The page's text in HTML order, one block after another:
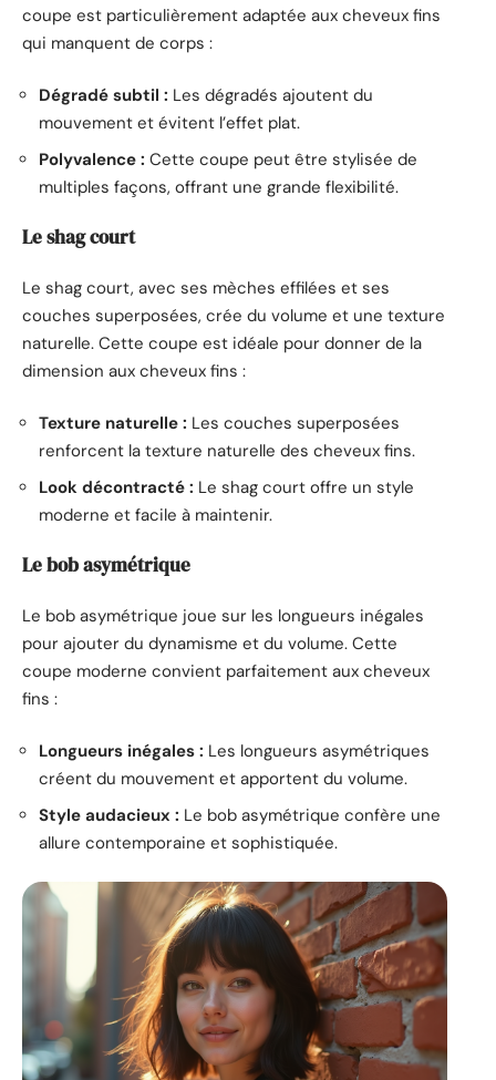
coupe est particulièrement adaptée aux cheveux fins
qui manquent de corps :
Dégradé subtil : Les dégradés ajoutent du
mouvement et évitent l’effet plat.
Polyvalence : Cette coupe peut être stylisée de
multiples façons, offrant une grande flexibilité.
Le shag court
Le shag court, avec ses mèches effilées et ses
couches superposées, crée du volume et une texture
naturelle. Cette coupe est idéale pour donner de la
dimension aux cheveux fins :
Texture naturelle : Les couches superposées
renforcent la texture naturelle des cheveux fins.
Look décontracté : Le shag court offre un style
moderne et facile à maintenir.
Le bob asymétrique
Le bob asymétrique joue sur les longueurs inégales
pour ajouter du dynamisme et du volume. Cette
coupe moderne convient parfaitement aux cheveux
fins :
Longueurs inégales : Les longueurs asymétriques
créent du mouvement et apportent du volume.
Style audacieux : Le bob asymétrique confère une
allure contemporaine et sophistiquée.